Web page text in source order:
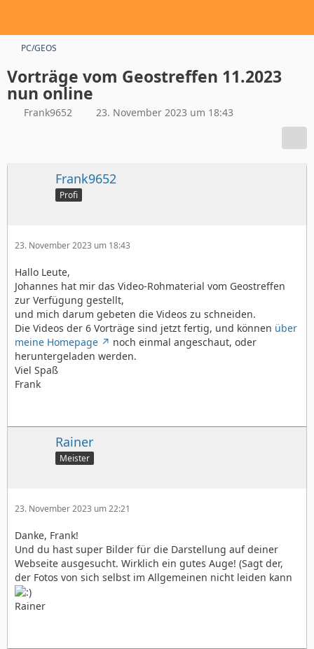
PC/GEOS
Vorträge vom Geostreffen 11.2023
nun online
Frank9652 23. November 2023 um 18:43
Frank9652
Profi
23. November 2023 um 18:43
Hallo Leute,
Johannes hat mir das Video-Rohmaterial vom Geostreffen
zur Verfügung gestellt,
und mich darum gebeten die Videos zu schneiden.
Die Videos der 6 Vorträge sind jetzt fertig, und können über
meine Homepage
noch einmal angeschaut, oder
heruntergeladen werden.
Viel Spaß
Frank
Rainer
Meister
23. November 2023 um 22:21
Danke, Frank!
Und du hast super Bilder für die Darstellung auf deiner
Webseite ausgesucht. Wirklich ein gutes Auge! (Sagt der,
der Fotos von sich selbst im Allgemeinen nicht leiden kann
Rainer